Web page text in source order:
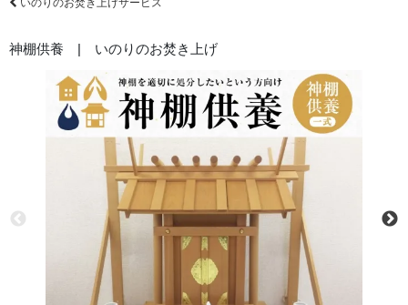
神棚供養 | いのりのお焚き上げ